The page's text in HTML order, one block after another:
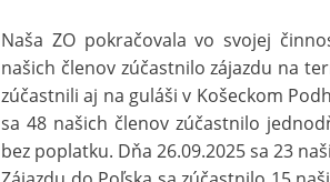
Naša ZO pokračovala vo svojej
našich členov zúčastnilo zájazdu na
zúčastnili aj na guláši v Košeckom
sa 48 našich členov zúčastnilo
bez poplatku. Dňa 26.09.2025 sa 23